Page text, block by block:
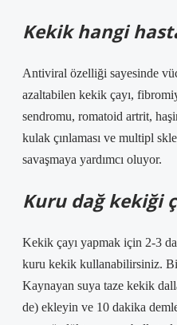
Kekik hangi
Antiviral özelliği sayesinde
azaltabilen kekik çayı,
sendromu, romatoid artrit,
kulak çınlaması ve multipl
savaşmaya yardımcı oluyor.
Kuru dağ kekiği
Kekik çayı yapmak için 2-3
kuru kekik kullanabilirsiniz.
Kaynayan suya taze kekik
de) ekleyin ve 10 dakika